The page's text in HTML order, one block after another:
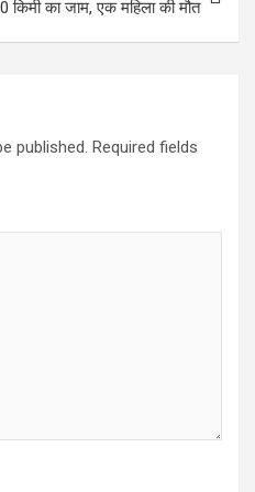
किमी का जाम, एक महिला की मौत
published. Required fields